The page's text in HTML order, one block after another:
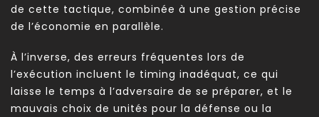
de cette tactique, combinée à une gestion précise
de l’économie en parallèle.
À l’inverse, des erreurs fréquentes lors de
l’exécution incluent le timing inadéquat, ce qui
laisse le temps à l’adversaire de se préparer, et le
mauvais choix de unités pour la défense ou la